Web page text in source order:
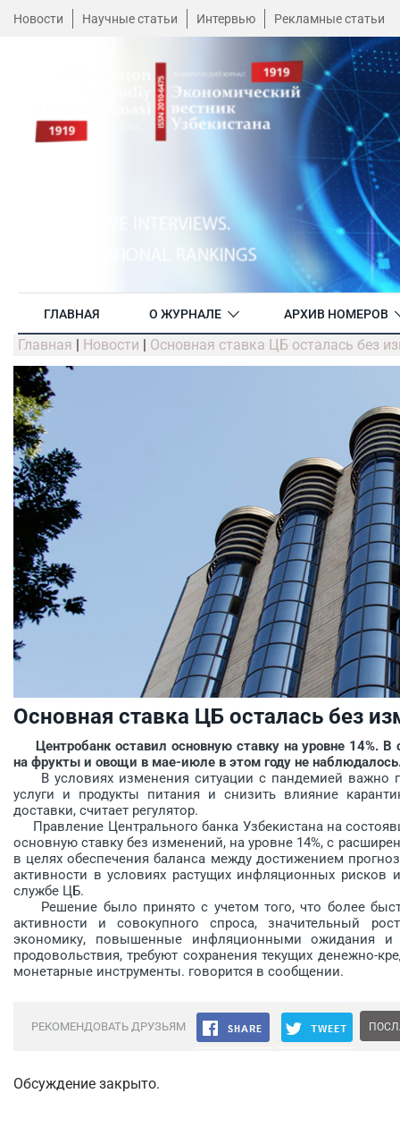
Новости Научные статьи Интервью Рекламные статьи
ГЛАВНАЯ О ЖУРНАЛЕ АРХИВ НОМЕРОВ
Главная | Новости | Основная ставка ЦБ осталась без
Основная ставка ЦБ осталась без
Центробанк оставил основную ставку на уровне 14%.
на фрукты и овощи в мае-июле в этом году не
В условиях изменения ситуации с пандемией важно
услуги и продукты питания и снизить влияние
доставки, считает регулятор.
Правление Центрального банка Узбекистана на
основную ставку без изменений, на уровне 14%, с
в целях обеспечения баланса между достижением
активности в условиях растущих инфляционных рисков
службе ЦБ.
Решение было принято с учетом того, что более
активности и совокупного спроса, значительный
экономику, повышенные инфляционными ожидания
продовольствия, требуют сохранения текущих денежно-
монетарные инструменты. говорится в сообщении.
РЕКОМЕНДОВАТЬ ДРУЗЬЯМ
Обсуждение закрыто.